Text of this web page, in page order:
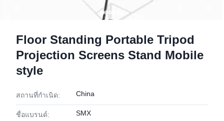
Floor Standing Portable Tripod
Projection Screens Stand Mobile
style
สถานที่กำเนิด: China
ชื่อแบรนด์: SMX